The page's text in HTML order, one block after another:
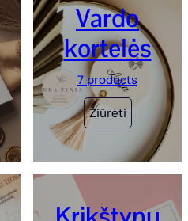
Vardo
kortelės
7 products
Žiūrėti